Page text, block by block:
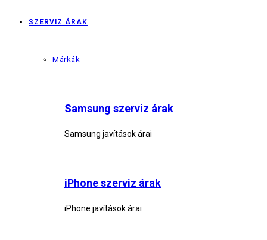
SZERVIZ ÁRAK
Márkák
Samsung szerviz árak
Samsung javítások árai
iPhone szerviz árak
iPhone javítások árai